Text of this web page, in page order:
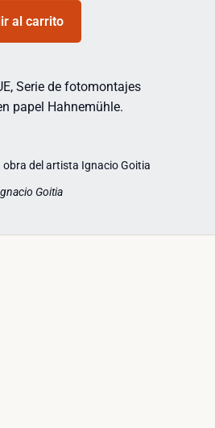
al carrito
Serie de fotomontajes
papel Hahnemühle.
obra del artista Ignacio Goitia
Goitia